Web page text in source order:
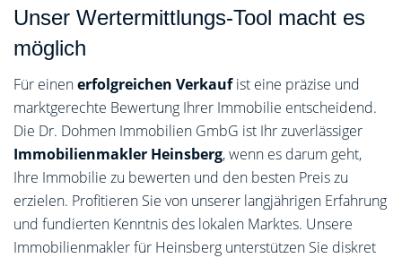
Unser Wertermittlungs-Tool macht es
möglich
Für einenerfolgreichen Verkaufist eine präzise und
marktgerechte Bewertung Ihrer Immobilie entscheidend.
Die Dr. Dohmen Immobilien GmbG ist Ihr zuverlässiger
Immobilienmakler Heinsberg, wenn es darum geht,
Ihre Immobilie zu bewerten und den besten Preis zu
erzielen. Profitieren Sie von unserer langjährigen Erfahrung
und fundierten Kenntnis des lokalen Marktes. Unsere
Immobilienmakler für Heinsberg unterstützen Sie diskret